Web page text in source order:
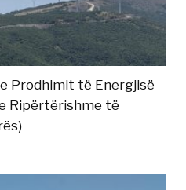
Prodhimit të Energjisë
Ripërtërishme të